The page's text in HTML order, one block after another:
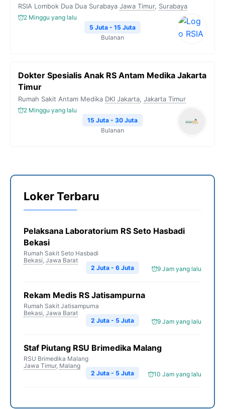
RSIA Lombok Dua Dua Surabaya Jawa Timur, Surabaya
2 Minggu yang lalu
5 Juta - 15 Juta
Bulanan
Dokter Spesialis Anak RS Antam Medika Jakarta
Timur
Rumah Sakit Antam Medika DKI Jakarta, Jakarta Timur
2 Minggu yang lalu
15 Juta - 30 Juta
Bulanan
Loker Terbaru
Pelaksana Laboratorium RS Seto Hasbadi
Bekasi
Rumah Sakit Seto Hasbadi
Bekasi, Jawa Barat
9 Jam yang lalu
2 Juta - 6 Juta
Rekam Medis RS Jatisampurna
Rumah Sakit Jatisampurna
Bekasi, Jawa Barat
9 Jam yang lalu
2 Juta - 5 Juta
Staf Piutang RSU Brimedika Malang
RSU Brimedika Malang
Jawa Timur, Malang
10 Jam yang lalu
2 Juta - 5 Juta